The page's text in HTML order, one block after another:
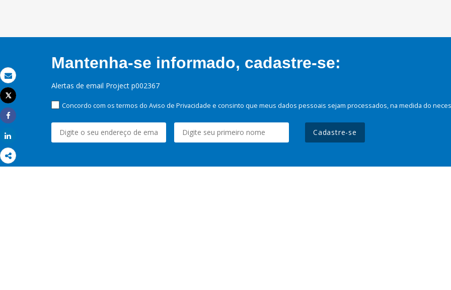
Email
Imprimir
Tweet
Share
Mantenha-se informado, cadastre-se:
Alertas de email Project p002367
Concordo com os termos do Aviso de Privacidade e consinto que meus dados pessoais sejam processados, na medida do
Cadastre-se